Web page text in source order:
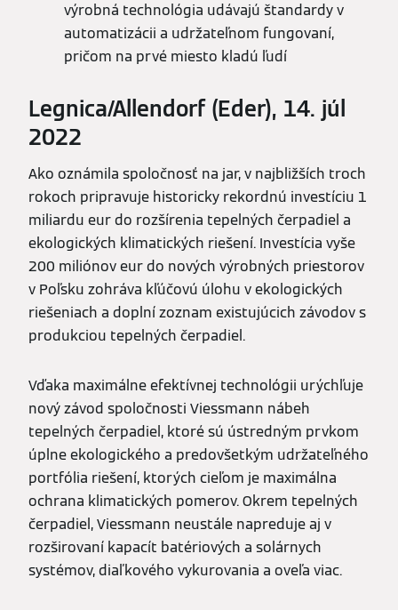
výrobná technológia udávajú štandardy v
automatizácii a udržateľnom fungovaní,
pričom na prvé miesto kladú ľudí
Legnica/Allendorf (Eder), 14. júl
2022
Ako oznámila spoločnosť na jar, v najbližších troch
rokoch pripravuje historicky rekordnú investíciu 1
miliardu eur do rozšírenia tepelných čerpadiel a
ekologických klimatických riešení. Investícia vyše
200 miliónov eur do nových výrobných priestorov
v Poľsku zohráva kľúčovú úlohu v ekologických
riešeniach a doplní zoznam existujúcich závodov s
produkciou tepelných čerpadiel.
Vďaka maximálne efektívnej technológii urýchľuje
nový závod spoločnosti Viessmann nábeh
tepelných čerpadiel, ktoré sú ústredným prvkom
úplne ekologického a predovšetkým udržateľného
portfólia riešení, ktorých cieľom je maximálna
ochrana klimatických pomerov. Okrem tepelných
čerpadiel, Viessmann neustále napreduje aj v
rozširovaní kapacít batériových a solárnych
systémov, diaľkového vykurovania a oveľa viac.